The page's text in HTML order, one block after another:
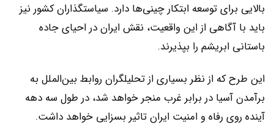
بالایی برای توسعه ابتکار چینی‌‌‌ها دارد. سیاستگذاران کشور نیز
باید با آگاهی از این واقعیت، نقش ایران در احیای جاده‌‌‌
باستانی ابریشم را بپذیرند.
این طرح که از نظر بسیاری از تحلیلگران روابط بین‌الملل به
برآمدن آسیا در برابر غرب منجر خواهد شد، در طول سه دهه
آینده روی رفاه و امنیت ایران تاثیر بسزایی خواهد داشت.